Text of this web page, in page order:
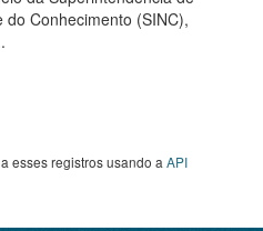
Conhecimento (SINC),
esses registros usando a API